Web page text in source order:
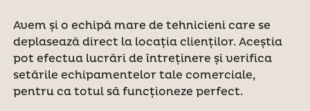
Avem și o echipă mare de tehnicieni care se
deplasează direct la locația clienților. Aceștia
pot efectua lucrări de întreținere și verifica
setările echipamentelor tale comerciale,
pentru ca totul să funcționeze perfect.